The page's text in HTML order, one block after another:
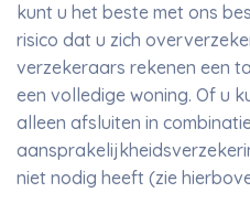
kunt u het beste met ons
risico dat u zich
verzekeraars rekenen een
een volledige woning. Of u
alleen afsluiten in
niet nodig heeft (zie